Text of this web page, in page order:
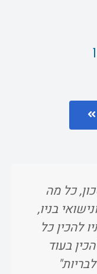
כל מה
בניו,
להכין כל
בעוד